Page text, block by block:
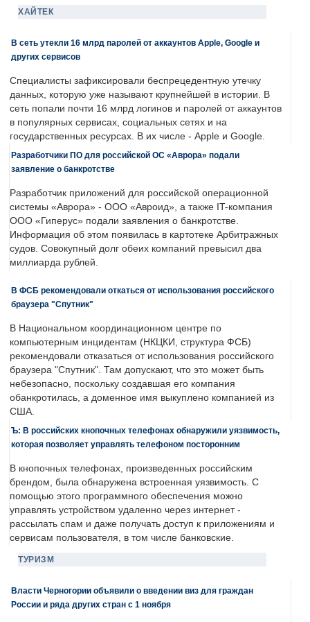
ХАЙТЕК
В сеть утекли 16 млрд паролей от аккаунтов Apple, Google и
других сервисов
Специалисты зафиксировали беспрецедентную утечку
данных, которую уже называют крупнейшей в истории. В
сеть попали почти 16 млрд логинов и паролей от аккаунтов
в популярных сервисах, социальных сетях и на
государственных ресурсах. В их числе - Apple и Google.
Разработчики ПО для российской ОС «Аврора» подали
заявление о банкротстве
Разработчик приложений для российской операционной
системы «Аврора» - ООО «Авроид», а также IT-компания
ООО «Гиперус» подали заявления о банкротстве.
Информация об этом появилась в картотеке Арбитражных
судов. Совокупный долг обеих компаний превысил два
миллиарда рублей.
В ФСБ рекомендовали откаться от использования российского
браузера "Спутник"
В Национальном координационном центре по
компьютерным инцидентам (НКЦКИ, структура ФСБ)
рекомендовали отказаться от использования российского
браузера "Спутник". Там допускают, что это может быть
небезопасно, поскольку создавшая его компания
обанкротилась, а доменное имя выкуплено компанией из
США.
Ъ: В российских кнопочных телефонах обнаружили уязвимость,
которая позволяет управлять телефоном посторонним
В кнопочных телефонах, произведенных российским
брендом, была обнаружена встроенная уязвимость. С
помощью этого программного обеспечения можно
управлять устройством удаленно через интернет -
рассылать спам и даже получать доступ к приложениям и
сервисам пользователя, в том числе банковские.
ТУРИЗМ
Власти Черногории объявили о введении виз для граждан
России и ряда других стран с 1 ноября